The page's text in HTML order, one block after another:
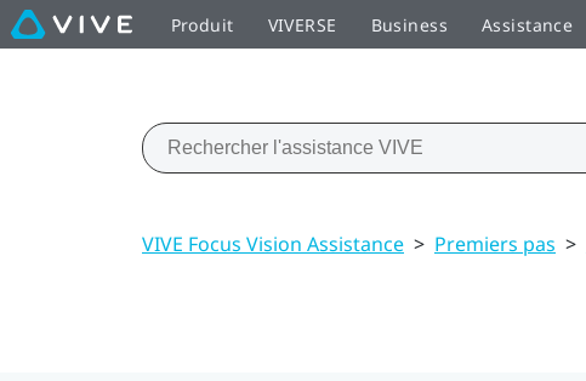
Produit VIVERSE Business Assistance
VIVE Focus Vision Assistance > Premiers pas >